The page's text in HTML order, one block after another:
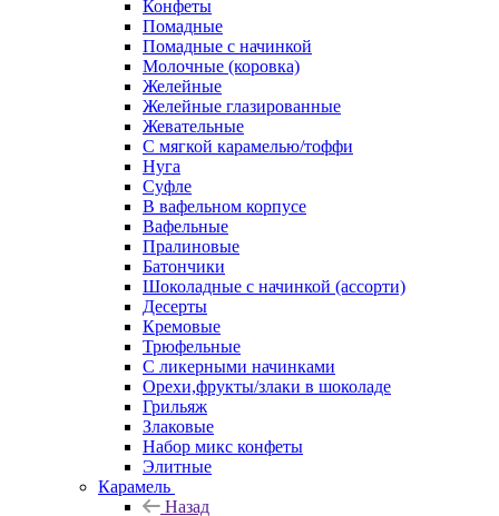
Конфеты
Помадные
Помадные с начинкой
Молочные (коровка)
Желейные
Желейные глазированные
Жевательные
С мягкой карамелью/тоффи
Нуга
Суфле
В вафельном корпусе
Вафельные
Пралиновые
Батончики
Шоколадные с начинкой (ассорти)
Десерты
Кремовые
Трюфельные
С ликерными начинками
Орехи,фрукты/злаки в шоколаде
Грильяж
Злаковые
Набор микс конфеты
Элитные
Карамель
Назад